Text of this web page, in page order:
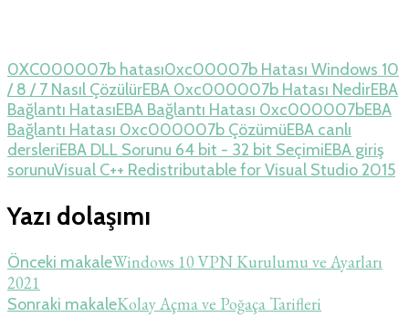
0XC000007b hatası0xc00007b Hatası Windows 10
/ 8 / 7 Nasıl ÇözülürEBA 0xc000007b Hatası NedirEBA
Bağlantı HatasıEBA Bağlantı Hatası 0xc000007bEBA
Bağlantı Hatası 0xc000007b ÇözümüEBA canlı
dersleriEBA DLL Sorunu 64 bit - 32 bit SeçimiEBA giriş
sorunuVisual C++ Redistributable for Visual Studio 2015
Yazı dolaşımı
Önceki makaleWindows 10 VPN Kurulumu ve Ayarları
2021
Sonraki makaleKolay Açma ve Poğaça Tarifleri